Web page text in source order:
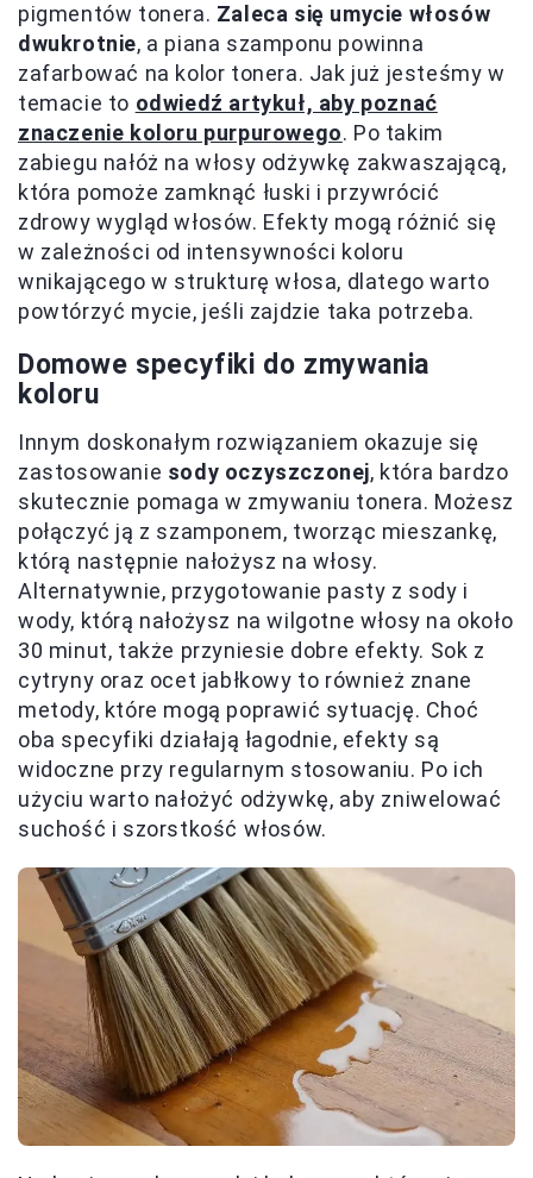
pigmentów tonera. Zaleca się umycie włosów
dwukrotnie, a piana szamponu powinna
zafarbować na kolor tonera. Jak już jesteśmy w
temacie to odwiedź artykuł, aby poznać
znaczenie koloru purpurowego. Po takim
zabiegu nałóż na włosy odżywkę zakwaszającą,
która pomoże zamknąć łuski i przywrócić
zdrowy wygląd włosów. Efekty mogą różnić się
w zależności od intensywności koloru
wnikającego w strukturę włosa, dlatego warto
powtórzyć mycie, jeśli zajdzie taka potrzeba.
Domowe specyfiki do zmywania
koloru
Innym doskonałym rozwiązaniem okazuje się
zastosowanie sody oczyszczonej, która bardzo
skutecznie pomaga w zmywaniu tonera. Możesz
połączyć ją z szamponem, tworząc mieszankę,
którą następnie nałożysz na włosy.
Alternatywnie, przygotowanie pasty z sody i
wody, którą nałożysz na wilgotne włosy na około
30 minut, także przyniesie dobre efekty. Sok z
cytryny oraz ocet jabłkowy to również znane
metody, które mogą poprawić sytuację. Choć
oba specyfiki działają łagodnie, efekty są
widoczne przy regularnym stosowaniu. Po ich
użyciu warto nałożyć odżywkę, aby zniwelować
suchość i szorstkość włosów.